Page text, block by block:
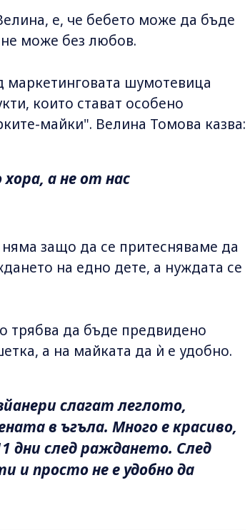
е, че бебето може да бъде
може без любов.
маркетинговата шумотевица
които стават особено
майки". Велина Томова казва:
а не от нас
защо да се притесняваме да
на едно дете, а нуждата се
трябва да бъде предвидено
а на майката да ѝ е удобно.
слагат леглото,
в ъгъла. Много е красиво,
дни след раждането. След
и просто не е удобно да